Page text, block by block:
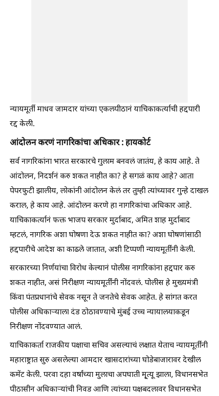
न्यायमूर्ती माधव जामदार यांच्या एकलपीठानं याचिकाकर्त्याची हद्दपारी
रद्द केली.
आंदोलन करणं नागरिकांचा अधिकार : हायकोर्ट
सर्व नागरिकांना भारत सरकारचे गुलाम बनवलं जातंय, हे काय आहे. ते
आंदोलन, निदर्शनं करु शकत नाहीत का? हे सगळं काय आहे? आता
पेपरफुटी झालीय, लोकांनी आंदोलन केलं तर तुम्ही त्यांच्यावर गुन्हे दाखल
कराल, हे काय आहे. आंदोलन करणे हा नागरिकांचा अधिकार आहे.
याचिकाकर्त्यानं फक्त भाजप सरकार मुर्दाबाद, अमित शाह मुर्दाबाद
म्हटलं, नागरिक अशा घोषणा देऊ शकत नाहीत का? अशा घोषणांसाठी
हद्दपारीचे आदेश का काढले जातात, अशी टिप्पणी न्यायमूर्तींनी केली.
सरकारच्या निर्णयांचा विरोध केल्यानं पोलीस नागरिकांना हद्दपार करु
शकत नाहीत, असं निरीक्षण न्यायमूर्तींनी नोंदवलं. पोलीस हे मुख्यमंत्री
किंवा पंतप्रधानांचे सेवक नसून ते जनतेचे सेवक आहेत. हे सांगत करत
पोलीस अधिकाऱ्याला दंड ठोठावण्याचे मुंबई उच्च न्यायालयाकडून
निरीक्षण नोंदवण्यात आलं.
याचिकाकर्ता राजकीय पक्षाचा सचिव असल्याचं लक्षात येताच न्यायमूर्तींनी
महाराष्ट्रात सुरु असलेल्या आमदार खासदारांच्या घोडेबाजारावर देखील
कमेंट केली. परवा दहा वर्षांच्या मुलाचा अपघाती मृ्त्यू झाला, विधानसभेत
पीठासीन अधिकाऱ्यांची निवड आणि त्यांच्या पक्षबदलावर विधानसभेत